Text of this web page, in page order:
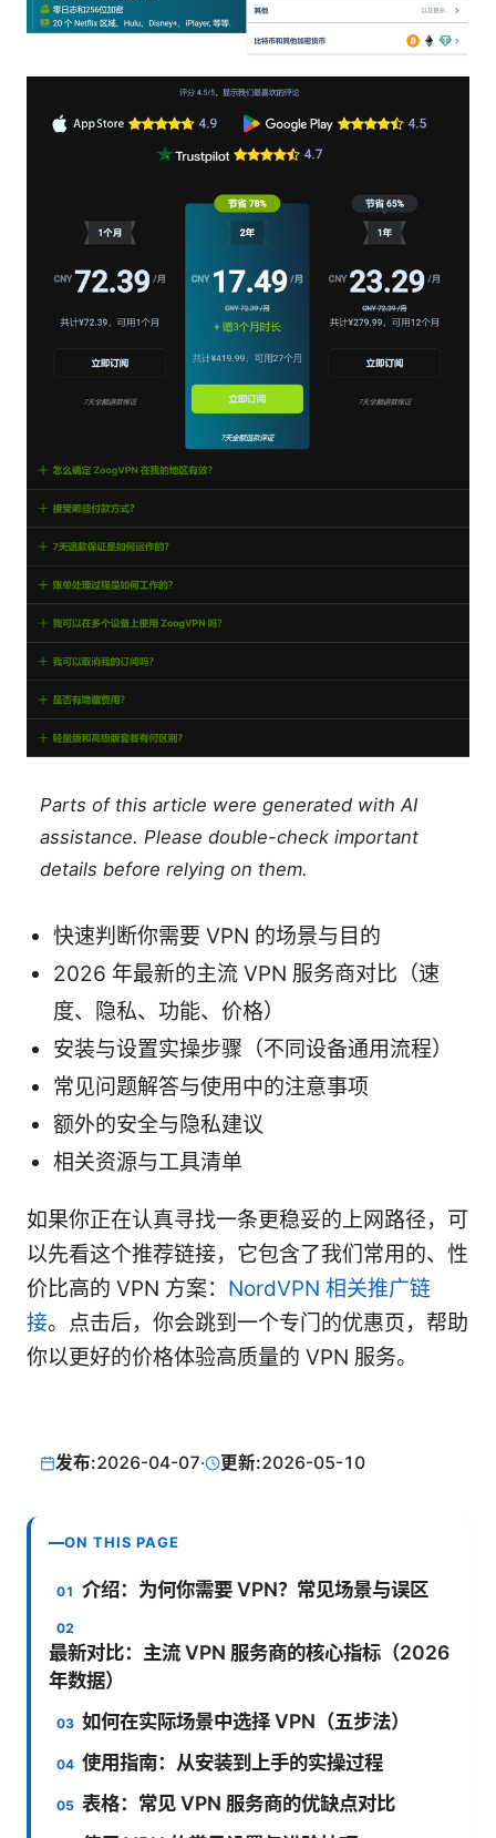
Parts of this article were generated with AI
assistance. Please double-check important
details before relying on them.
快速判断你需要 VPN 的场景与目的
2026 年最新的主流 VPN 服务商对比（速
度、隐私、功能、价格）
安装与设置实操步骤（不同设备通用流程）
常见问题解答与使用中的注意事项
额外的安全与隐私建议
相关资源与工具清单
如果你正在认真寻找一条更稳妥的上网路径，可
以先看这个推荐链接，它包含了我们常用的、性
价比高的 VPN 方案： NordVPN 相关推广链
接。点击后，你会跳到一个专门的优惠页，帮助
你以更好的价格体验高质量的 VPN 服务。
发布:2026-04-07· 更新:2026-05-10
ON THIS PAGE
介绍：为何你需要 VPN？常见场景与误区
最新对比：主流 VPN 服务商的核心指标（2026
年数据）
如何在实际场景中选择 VPN（五步法）
使用指南：从安装到上手的实操过程
表格：常见 VPN 服务商的优缺点对比